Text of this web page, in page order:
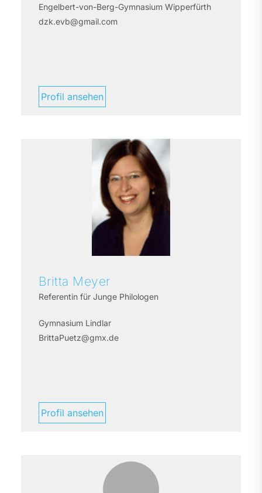
Engelbert-von-Berg-Gymnasium Wipperfürth
dzk.evb@gmail.com
Profil ansehen
Britta Meyer
Referentin für Junge Philologen
Gymnasium Lindlar
BrittaPuetz@gmx.de
Profil ansehen